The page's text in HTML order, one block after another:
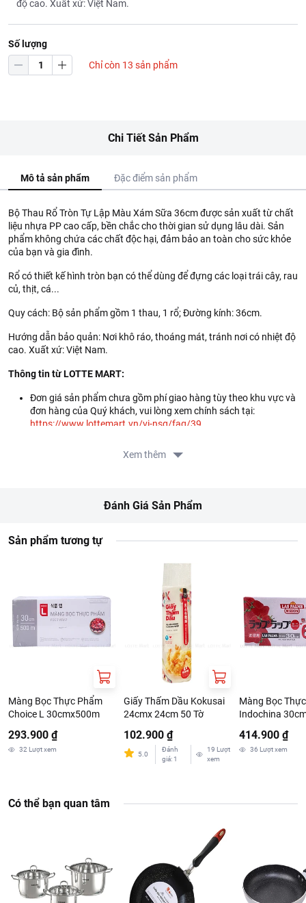
độ cao. Xuất xứ: Việt Nam.
Số lượng
Chỉ còn 13 sản phẩm
Chi Tiết Sản Phẩm
Mô tả sản phẩm Đặc điểm sản phẩm
Bộ Thau Rổ Tròn Tự Lập Màu Xám Sữa 36cm được sản xuất từ chất
liệu nhựa PP cao cấp, bền chắc cho thời gian sử dụng lâu dài. Sản
phẩm không chứa các chất độc hại, đảm bảo an toàn cho sức khỏe
của bạn và gia đình.
Rổ có thiết kế hình tròn bạn có thể dùng để đựng các loại trái cây, rau
củ, thịt, cá...
Quy cách: Bộ sản phẩm gồm 1 thau, 1 rổ; Đường kính: 36cm.
Hướng dẫn bảo quản: Nơi khô ráo, thoáng mát, tránh nơi có nhiệt độ
cao. Xuất xứ: Việt Nam.
Thông tin từ LOTTE MART:
Đơn giá sản phẩm chưa gồm phí giao hàng tùy theo khu vực và
đơn hàng của Quý khách, vui lòng xem chính sách tại:
https://www.lottemart.vn/vi-nsg/faq/39
https://www.lottemart.vn/vi-nsg/faq/85
Xem thêm
Đánh Giá Sản Phẩm
Sản phẩm tương tự
Màng Bọc Thực Phẩm
Choice L 30cmx500m
293.900 ₫
32 Lượt xem
Giấy Thấm Dầu Kokusai
24cmx 24cm 50 Tờ
102.900 ₫
5.0
Đánh
giá: 1
19 Lượt
xem
Màng Bọc
Indochina
414.900 ₫
36 Lượt xem
Có thể bạn quan tâm